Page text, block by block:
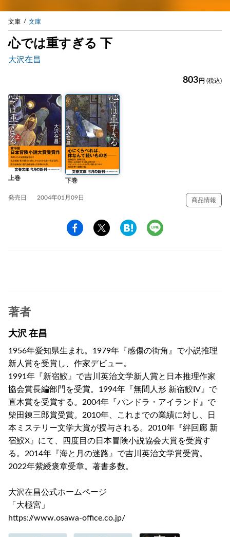
文庫 文庫
心では重すぎる 下
大沢在昌
803 円 (税込)
上巻 下巻
発売日 2004年01月09日 商品情報
著者
大沢 在昌
1956年愛知県生まれ。1979年『感傷の街角』で小説推理
新人賞を受賞し、作家デビュー。
1991年『新宿鮫』で吉川英治文学新人賞と日本推理作家
協会賞長編部門を受賞。1994年『無間人形 新宿鮫IV』で
直木賞を受賞する。2004年『パンドラ・アイランド』で
柴田錬三郎賞受賞。2010年、これまでの業績に対し、日
本ミステリー文学大賞が授与される。2010年『絆回廊 新
宿鮫X』にて、四度目の日本冒険小説協会大賞を受賞す
る。2014年『海と月の迷路』で吉川英治文学賞受賞。
2022年紫綬褒章受章。著書多数。
大沢在昌公式ホームページ
「大極宮」
https://www.osawa-office.co.jp/